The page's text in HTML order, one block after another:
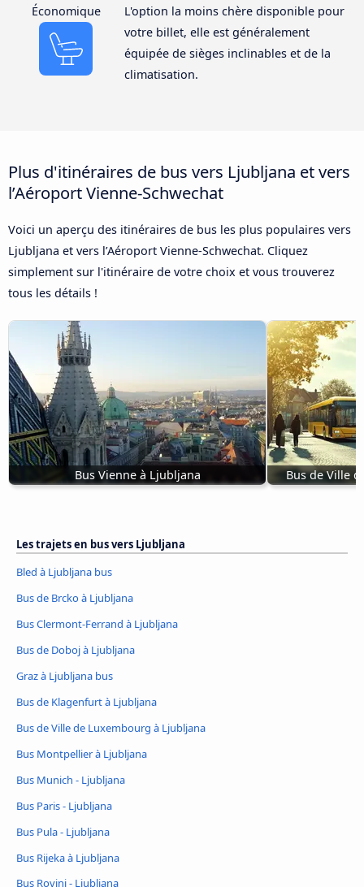
Économique
L'option la moins chère disponible pour
votre billet, elle est généralement
équipée de sièges inclinables et de la
climatisation.
Plus d'itinéraires de bus vers Ljubljana et vers
l’Aéroport Vienne-Schwechat
Voici un aperçu des itinéraires de bus les plus populaires vers
Ljubljana et vers l’Aéroport Vienne-Schwechat. Cliquez
simplement sur l'itinéraire de votre choix et vous trouverez
tous les détails !
Bus Vienne à Ljubljana Bus de Ville
Les trajets en bus vers Ljubljana
Bled à Ljubljana bus
Bus de Brcko à Ljubljana
Bus Clermont-Ferrand à Ljubljana
Bus de Doboj à Ljubljana
Graz à Ljubljana bus
Bus de Klagenfurt à Ljubljana
Bus de Ville de Luxembourg à Ljubljana
Bus Montpellier à Ljubljana
Bus Munich - Ljubljana
Bus Paris - Ljubljana
Bus Pula - Ljubljana
Bus Rijeka à Ljubljana
Bus Rovinj - Ljubljana